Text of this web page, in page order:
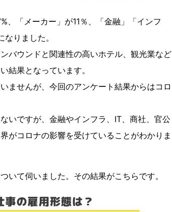
、「メーカー」が11％、「金融」「インフ
りました。
バウンドと関連性の高いホテル、観光業など
結果となっています。
ませんが、今回のアンケート結果からはコロ
いですが、金融やインフラ、IT、商社、官公
がコロナの影響を受けていることがわかりま
いて伺いました。その結果がこちらです。